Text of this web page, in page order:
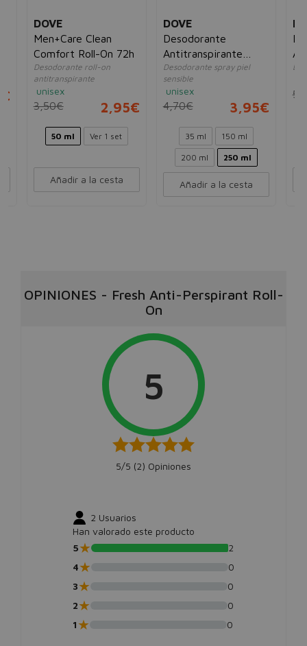
DOVE
Men+Care Clean
Comfort Roll-On 72h
Desodorante roll-on
antitranspirante
unisex
3,50€ 2,95€
50 ml Ver 1 set
Añadir a la cesta
DOVE
Desodorante
Antitranspirante
Spray Original
Desodorante spray piel
sensible
unisex
4,70€ 3,95€
35 ml 150 ml
200 ml 250 ml
Añadir a la cesta
OPINIONES - Fresh Anti-Perspirant Roll-
On
5
5/5 (2) Opiniones
2 Usuarios
Han valorado este producto
5★
2
4★
0
3★
0
2★
0
1★ 0